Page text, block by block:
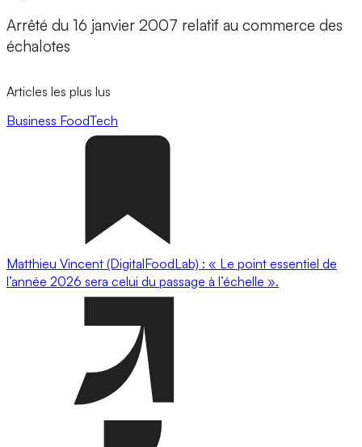
Arrêté du 16 janvier 2007 relatif au commerce des
échalotes
Articles les plus lus
Business FoodTech
Matthieu Vincent (DigitalFoodLab) : « Le point essentiel de
l’année 2026 sera celui du passage à l’échelle ».